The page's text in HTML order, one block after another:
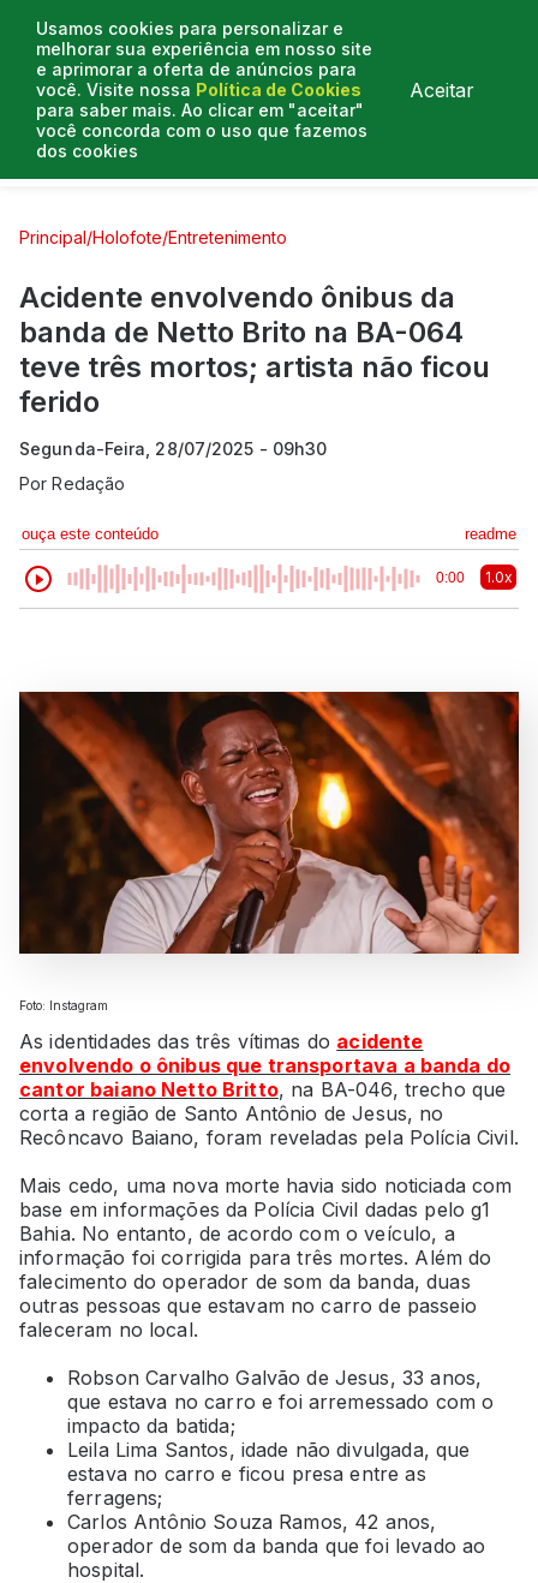
Usamos cookies para personalizar e
melhorar sua experiência em nosso site
e aprimorar a oferta de anúncios para
você. Visite nossa Política de Cookies
para saber mais. Ao clicar em "aceitar"
você concorda com o uso que fazemos
dos cookies
Aceitar
Curtas e Venenosas
Principal/Holofote/Entretenimento
Acidente envolvendo ônibus da
banda de Netto Brito na BA-064
teve três mortos; artista não ficou
ferido
Segunda-Feira, 28/07/2025 - 09h30
PorRedação
ouça este conteúdo readme
0:00 1.0x
Foto: Instagram
As identidades das três vítimas do acidente
envolvendo o ônibus que transportava a banda do
cantor baiano Netto Britto, na BA-046, trecho que
corta a região de Santo Antônio de Jesus, no
Recôncavo Baiano, foram reveladas pela Polícia Civil.
Mais cedo, uma nova morte havia sido noticiada com
base em informações da Polícia Civil dadas pelo g1
Bahia. No entanto, de acordo com o veículo, a
informação foi corrigida para três mortes. Além do
falecimento do operador de som da banda, duas
outras pessoas que estavam no carro de passeio
faleceram no local.
Robson Carvalho Galvão de Jesus, 33 anos,
que estava no carro e foi arremessado com o
impacto da batida;
Leila Lima Santos, idade não divulgada, que
estava no carro e ficou presa entre as
ferragens;
Carlos Antônio Souza Ramos, 42 anos,
operador de som da banda que foi levado ao
hospital.